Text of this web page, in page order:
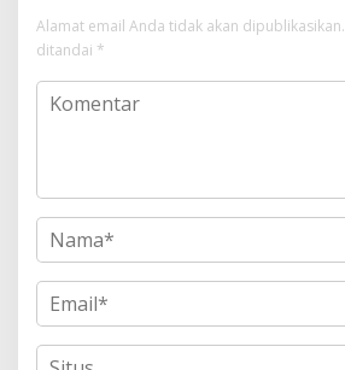
Alamat email Anda tidak akan dipublikasikan.
ditandai *